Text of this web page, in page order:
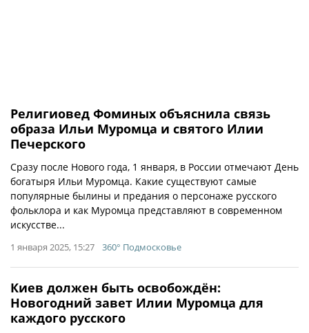
Религиовед Фоминых объяснила связь
образа Ильи Муромца и святого Илии
Печерского
Сразу после Нового года, 1 января, в России отмечают День
богатыря Ильи Муромца. Какие существуют самые
популярные былины и предания о персонаже русского
фольклора и как Муромца представляют в современном
искусстве...
1 января 2025, 15:27 360° Подмосковье
Киев должен быть освобождён:
Новогодний завет Илии Муромца для
каждого русского